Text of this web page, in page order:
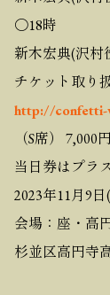
〇18時
新木宏典(沢村
チケット取り
http://confetti-
（S席）
当日券はプラ
2023年11月9
会場：座・高
杉並区高円寺